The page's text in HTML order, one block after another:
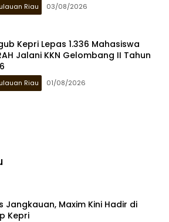
Riau 03/08/2026
Kepri Lepas 1.336 Mahasiswa
Jalani KKN Gelombang II Tahun
Riau 01/08/2026
Jangkauan, Maxim Kini Hadir di
Kepri